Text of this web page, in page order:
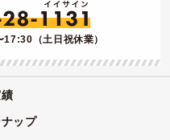
（土日祝休業）
ップ